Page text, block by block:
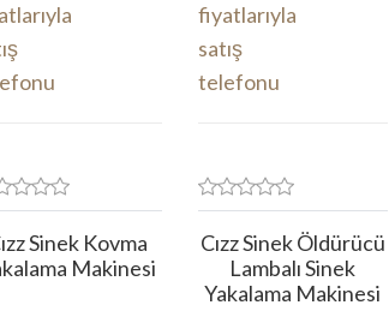
Sinek Kovma
Makinesi
Cızz Sinek Öldürücü
Lambalı Sinek
Yakalama Makinesi